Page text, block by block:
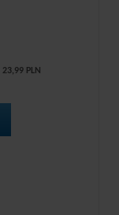
23,99 PLN